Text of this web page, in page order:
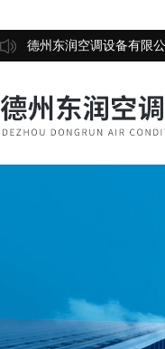
德州东润空调设备有限